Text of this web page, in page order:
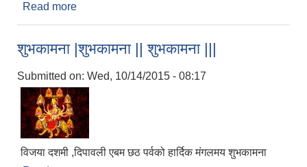
Read more
शुभकामना |शुभकामना || शुभकामना |||
Submitted on: Wed, 10/14/2015 - 08:17
विजया दशमी ,दिपावली एबम छठ पर्वको हार्दिक मंगलमय शुभकामना